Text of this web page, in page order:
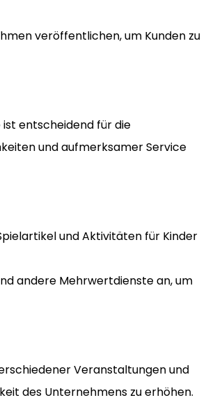
veröffentlichen, um Kunden zu
entscheidend für die
und aufmerksamer Service
und Aktivitäten für Kinder
andere Mehrwertdienste an, um
Veranstaltungen und
des Unternehmens zu erhöhen.